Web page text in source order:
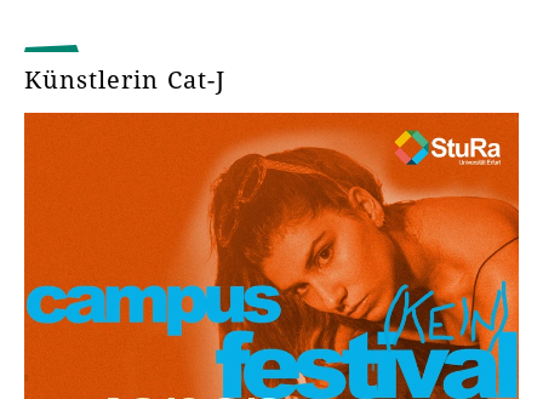
Künstlerin Cat-J